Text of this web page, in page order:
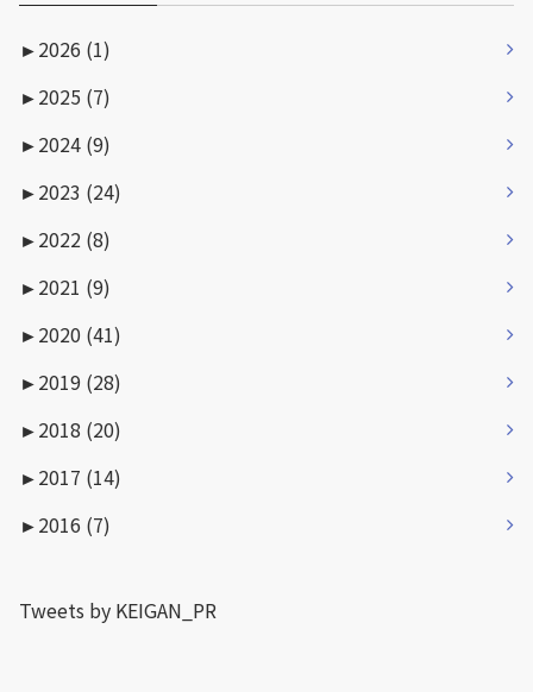
►2026 (1)
►2025 (7)
►2024 (9)
►2023 (24)
►2022 (8)
►2021 (9)
►2020 (41)
►2019 (28)
►2018 (20)
►2017 (14)
►2016 (7)
Tweets by KEIGAN_PR